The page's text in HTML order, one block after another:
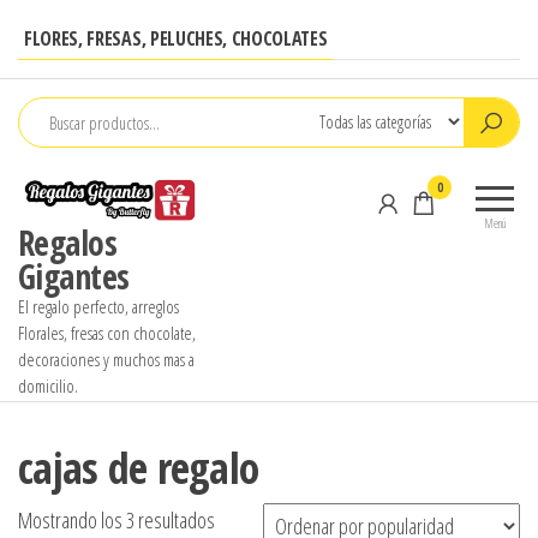
contenido
FLORES, FRESAS, PELUCHES, CHOCOLATES
Regalos
Gigantes
El regalo perfecto, arreglos
Florales, fresas con chocolate,
decoraciones y muchos mas a
domicilio.
Menú
0
cajas de regalo
Mostrando los 3 resultados Ordenado